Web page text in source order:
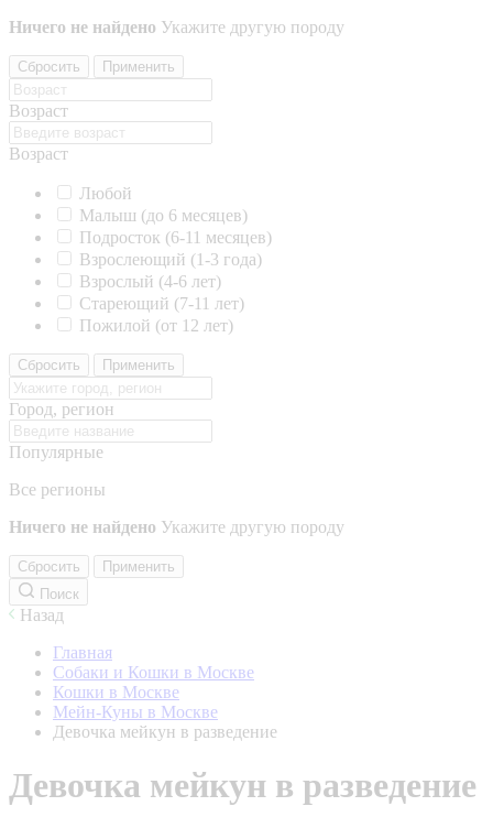
Ничего не найдено Укажите другую породу
Сбросить Применить
Возраст
Возраст
Любой
Малыш (до 6 месяцев)
Подросток (6-11 месяцев)
Взрослеющий (1-3 года)
Взрослый (4-6 лет)
Стареющий (7-11 лет)
Пожилой (от 12 лет)
Сбросить Применить
Город, регион
Популярные
Все регионы
Ничего не найдено Укажите другую породу
Сбросить
Применить
Поиск
Назад
Главная
Собаки и Кошки в Москве
Кошки в Москве
Мейн-Куны в Москве
Девочка мейкун в разведение
Девочка мейкун в разведение